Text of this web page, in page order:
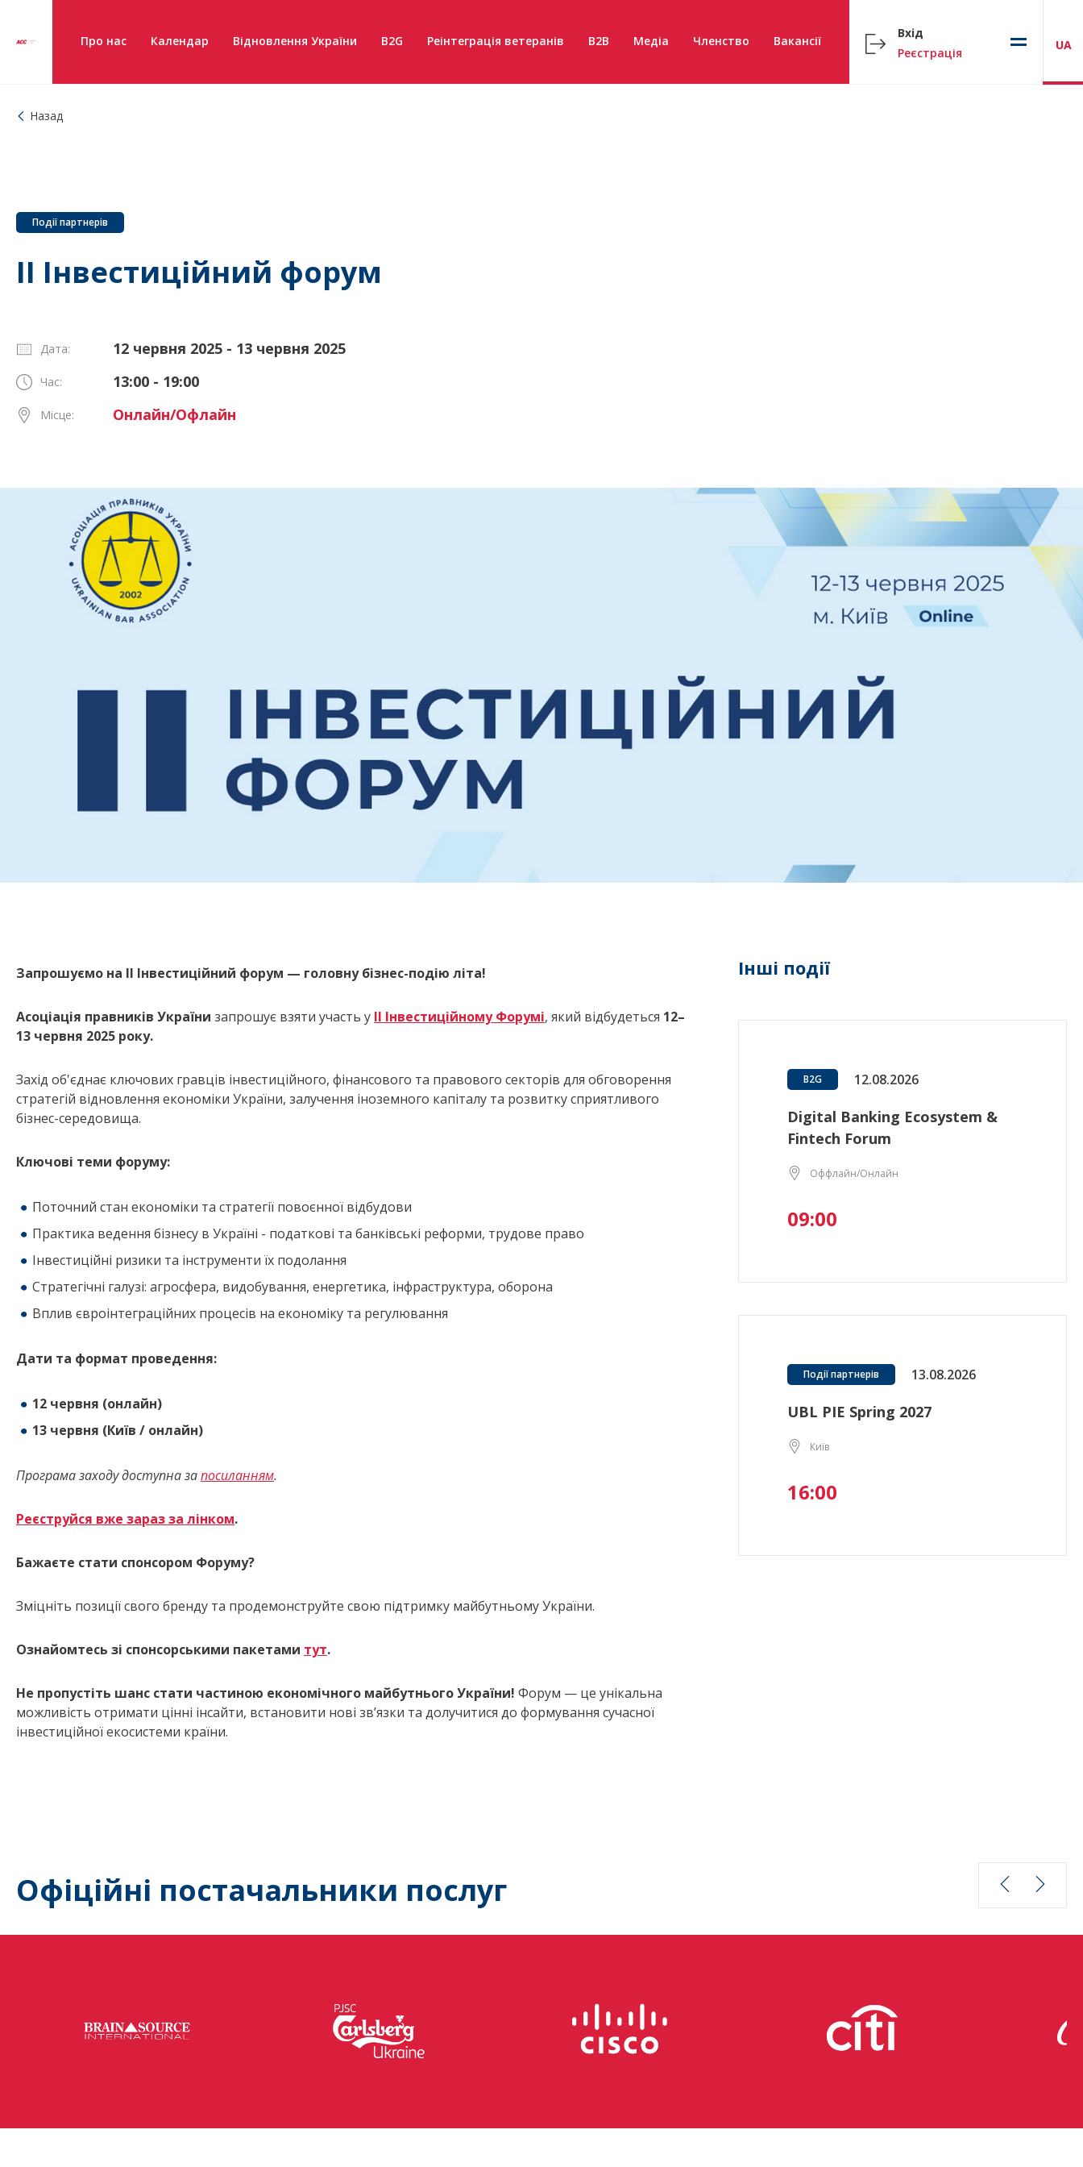
Про нас Календар Відновлення України B2G Реінтеграція ветеранів B2B Медіа Членство Вакансії
Вхід
Реєстрація
UA
Назад
Події партнерів
II Інвестиційний форум
Дата: 12 червня 2025 - 13 червня 2025
Час: 13:00 - 19:00
Місце: Онлайн/Офлайн
Запрошуємо на II Інвестиційний форум — головну бізнес-подію літа!
Асоціація правників України запрошує взяти участь у II Інвестиційному Форумі, який відбудеться 12–
13 червня 2025 року.
Захід об'єднає ключових гравців інвестиційного, фінансового та правового секторів для обговорення
стратегій відновлення економіки України, залучення іноземного капіталу та розвитку сприятливого
бізнес-середовища.
Ключові теми форуму:
Поточний стан економіки та стратегії повоєнної відбудови
Практика ведення бізнесу в Україні - податкові та банківські реформи, трудове право
Інвестиційні ризики та інструменти їх подолання
Стратегічні галузі: агросфера, видобування, енергетика, інфраструктура, оборона
Вплив євроінтеграційних процесів на економіку та регулювання
Дати та формат проведення:
12 червня (онлайн)
13 червня (Київ / онлайн)
Програма заходу доступна запосиланням.
Реєструйся вже зараз за лінком.
Бажаєте стати спонсором Форуму?
Зміцніть позиції свого бренду та продемонструйте свою підтримку майбутньому України.
Ознайомтесь зі спонсорськими пакетами тут.
Не пропустіть шанс стати частиною економічного майбутнього України! Форум — це унікальна
можливість отримати цінні інсайти, встановити нові зв’язки та долучитися до формування сучасної
інвестиційної екосистеми країни.
Інші події
B2G 12.08.2026
Digital Banking Ecosystem &
Fintech Forum
Оффлайн/Онлайн
09:00
Події партнерів 13.08.2026
UBL PIE Spring 2027
Київ
16:00
Офіційні постачальники послуг